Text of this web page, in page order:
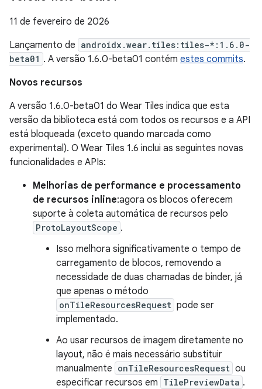
11 de fevereiro de 2026
Lançamento de androidx.wear.tiles:tiles-*:1.6.0-
beta01 . A versão 1.6.0-beta01 contém estes commits.
Novos recursos
A versão 1.6.0-beta01 do Wear Tiles indica que esta
versão da biblioteca está com todos os recursos e a API
está bloqueada (exceto quando marcada como
experimental). O Wear Tiles 1.6 inclui as seguintes novas
funcionalidades e APIs:
Melhorias de performance e processamento
de recursos inline:agora os blocos oferecem
suporte à coleta automática de recursos pelo
ProtoLayoutScope .
Isso melhora significativamente o tempo de
carregamento de blocos, removendo a
necessidade de duas chamadas de binder, já
que apenas o método
onTileResourcesRequest pode ser
implementado.
Ao usar recursos de imagem diretamente no
layout, não é mais necessário substituir
manualmente onTileResourcesRequest ou
especificar recursos em TilePreviewData .